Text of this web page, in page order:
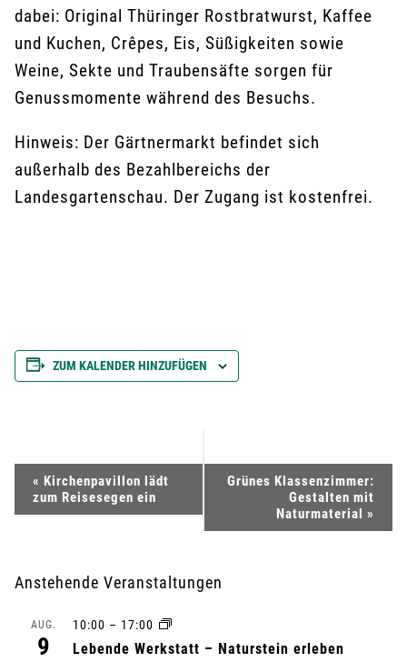
dabei: Original Thüringer Rostbratwurst, Kaffee
und Kuchen, Crêpes, Eis, Süßigkeiten sowie
Weine, Sekte und Traubensäfte sorgen für
Genussmomente während des Besuchs.
Hinweis: Der Gärtnermarkt befindet sich
außerhalb des Bezahlbereichs der
Landesgartenschau. Der Zugang ist kostenfrei.
ZUM KALENDER HINZUFÜGEN
e
a
« Kirchenpavillon lädt
zum Reisesegen ein
Grünes Klassenzimmer:
Gestalten mit
Naturmaterial »
Anstehende Veranstaltungen
AUG.
9
10:00 – 17:00
Lebende Werkstatt – Naturstein erleben